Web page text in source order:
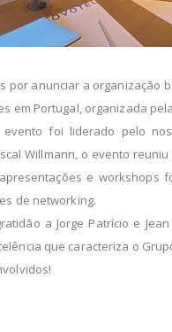
por anunciar a organização
em Portugal, organizada pela
foi liderado pelo
Willmann, o evento
e workshops
de networking.
a Jorge Patrício e
que caracteriza o